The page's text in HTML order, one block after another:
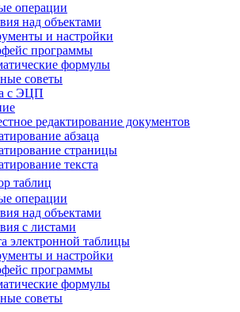
операции
над объектами
и настройки
программы
формулы
советы
с ЭЦП
редактирование документов
абзаца
страницы
текста
таблиц
операции
над объектами
с листами
электронной таблицы
и настройки
программы
формулы
советы